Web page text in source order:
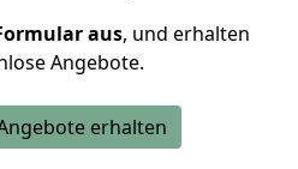
aus, und erhalten
Angebote.
erhalten